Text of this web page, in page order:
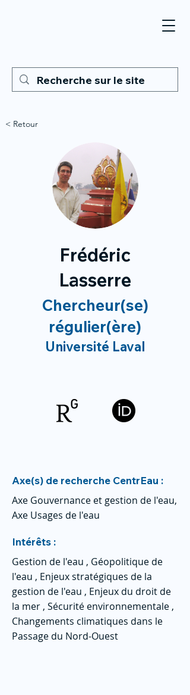
< Retour
Frédéric
Lasserre
Chercheur(se)
régulier(ère)
Université Laval
Axe(s) de recherche CentrEau :
Axe Gouvernance et gestion de l'eau,
Axe Usages de l'eau
Intérêts :
Gestion de l'eau , Géopolitique de
l'eau , Enjeux stratégiques de la
gestion de l'eau , Enjeux du droit de
la mer , Sécurité environnementale ,
Changements climatiques dans le
Passage du Nord-Ouest